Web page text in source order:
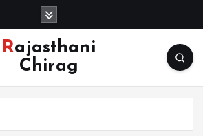
Rajasthani
Chirag